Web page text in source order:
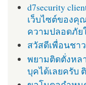
d7security
เว็บไซต์ของคุ
ความปลอดภัย
สวัสดีเพื่อนชา
พยามติดตั่งหลา
บุคได้เลยครับ